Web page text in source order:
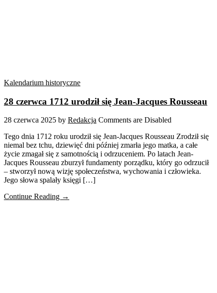
Kalendarium historyczne
28 czerwca 1712 urodził się Jean-Jacques Rousseau
28 czerwca 2025 by Redakcja Comments are Disabled
Tego dnia 1712 roku urodził się Jean-Jacques Rousseau Zrodził się
niemal bez tchu, dziewięć dni później zmarła jego matka, a całe
życie zmagał się z samotnością i odrzuceniem. Po latach Jean-
Jacques Rousseau zburzył fundamenty porządku, który go odrzucił
– stworzył nową wizję społeczeństwa, wychowania i człowieka.
Jego słowa spalały księgi […]
Continue Reading →